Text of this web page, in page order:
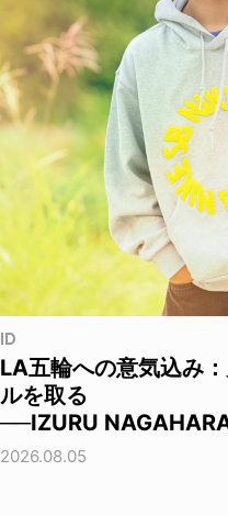
ID
LA五輪への意気込み
ルを取る
──IZURU
2026.08.05